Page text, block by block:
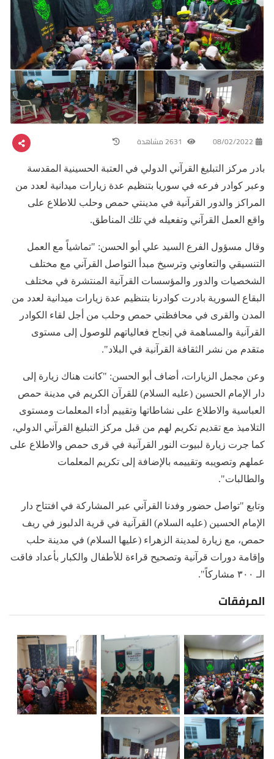
08/02/2022
بادر مركز التبليغ القرآني الدولي في العتبة الحسينية المقدسة
وعبر كوادر فرعه في سوريا بتنظيم عدة زيارات ميدانية لعدد من
المراكز والدور القرآنية في مدينتي حمص وحلب للاطلاع على
واقع العمل القرآني وتفعيله في تلك المناطق.
وقال مسؤول الفرع السيد علي أبو الحسن: "تماشياً مع العمل
التنسيقي والتعاوني وترسيخ مبدأ التواصل القرآني مع مختلف
الشخصيات والدور والمؤسسات القرآنية المنتشرة في مختلف
البقاع السورية بادرت كوادرنا بتنظيم عدة زيارات ميدانية لعدد من
المدن والقرى في محافظتي حمص وحلب من أجل لقاء الكوادر
القرآنية والمساهمة في إنجاح فعالياتهم للوصول إلى مستوى
متقدم من نشر الثقافة القرآنية في البلاد".
وعن مجمل الزيارات، أضاف أبو الحسن: "كانت هناك زيارة إلى
دار الإمام الحسين (عليه السلام) للقرآن الكريم في مدينة حمص
العباسية والاطلاع على نشاطاتها وتقييم أداء المعلمات ومستوى
التلاميذ مع تقديم تكريم لهم من قبل مركز التبليغ القرآني الدولي،
كما جرت زيارة لبيوت النور القرآنية في قرى حمص والاطلاع على
عملهم وتصويبه وتقييمه بالإضافة إلى تكريم المعلمات
والطالبات".
وتابع "تواصل حضور وفدنا القرآني عبر المشاركة في افتتاح دار
الإمام الحسين (عليه السلام) القرآنية في قرية الدلبوز في ريف
حمص، مع زيارة لمدينة الزهراء (عليها السلام) في مدينة حلب
وإقامة دورات قرآنية وتصحيح قراءة للأطفال والكبار بأعداد فاقت
الـ ٣٠٠ مشاركاً".
المرفقات